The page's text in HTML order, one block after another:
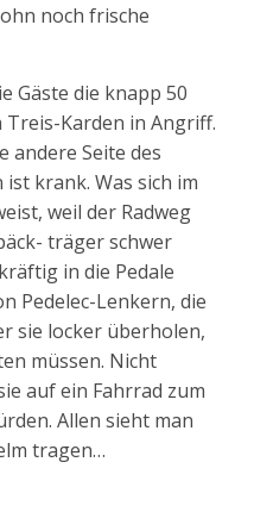
noch frische
Gäste die knapp 50
Treis-Karden in Angriff.
andere Seite des
krank. Was sich im
weil der Radweg
träger schwer
in die Pedale
Pedelec-Lenkern, die
sie locker überholen,
müssen. Nicht
auf ein Fahrrad zum
Allen sieht man
tragen…